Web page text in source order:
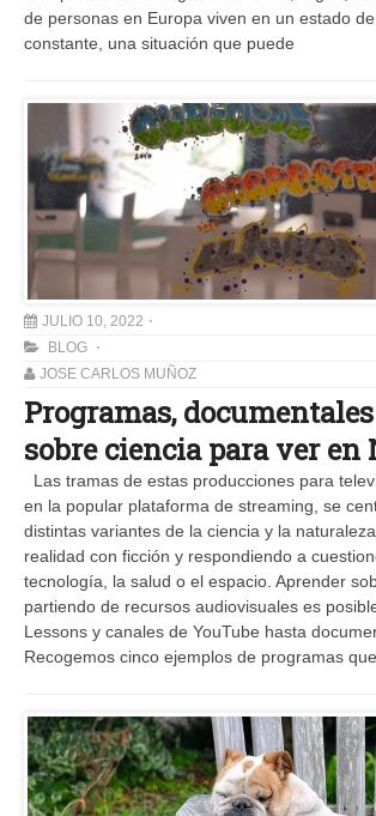
de personas en Europa viven en un estado
constante, una situación que puede
JULIO 10, 2022
BLOG
JOSE CARLOS MUÑOZ
Programas,
sobre ciencia para ver
Las tramas de estas producciones para
en la popular plataforma de streaming, se
distintas variantes de la ciencia y la
realidad con ficción y respondiendo a
tecnología, la salud o el espacio. Aprender
partiendo de recursos audiovisuales es
Lessons y canales de YouTube hasta
Recogemos cinco ejemplos de programas